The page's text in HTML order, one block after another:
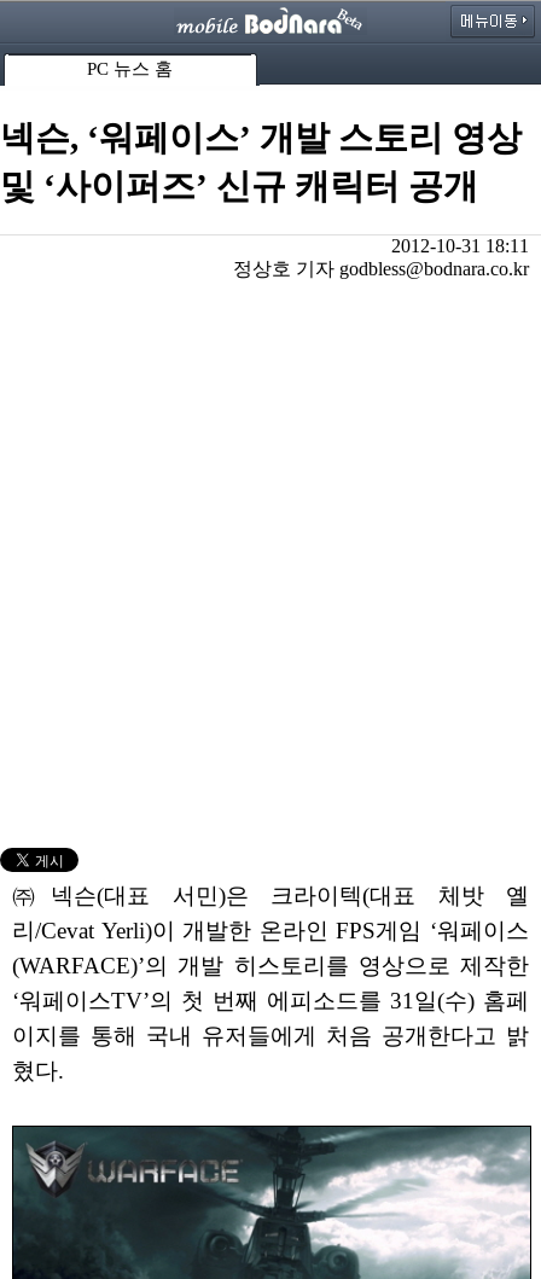
PC 뉴스 홈
넥슨, ‘워페이스’ 개발 스토리 영상
및 ‘사이퍼즈’ 신규 캐릭터 공개
2012-10-31 18:11
정상호 기자 godbless@bodnara.co.kr
㈜넥슨(대표 서민)은 크라이텍(대표 체밧 옐
리/Cevat Yerli)이 개발한 온라인 FPS게임 ‘워페이스
(WARFACE)’의 개발 히스토리를 영상으로 제작한
‘워페이스TV’의 첫 번째 에피소드를 31일(수) 홈페
이지를 통해 국내 유저들에게 처음 공개한다고 밝
혔다.